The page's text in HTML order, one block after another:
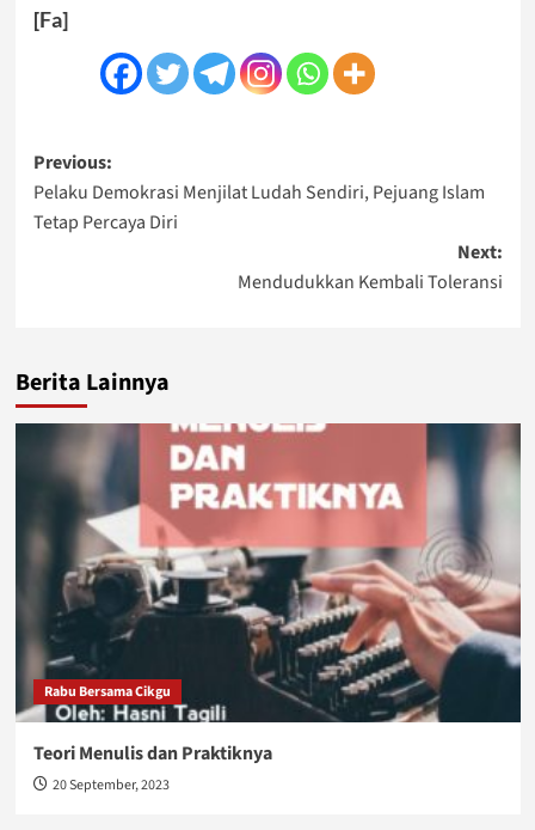
[Fa]
Post
navigation
Previous:
Pelaku Demokrasi Menjilat Ludah Sendiri, Pejuang Islam
Tetap Percaya Diri
Next:
Mendudukkan Kembali Toleransi
Berita Lainnya
Rabu Bersama Cikgu
Teori Menulis dan Praktiknya
20 September, 2023